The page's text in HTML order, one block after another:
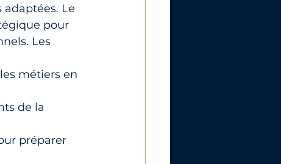
Le
pour
Les
métiers en
de la
préparer